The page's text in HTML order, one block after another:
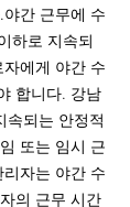
간 근무에 수
하로 지속되
에게 야간 수
합니다. 강남
속되는 안정적
또는 임시 근
자는 야간 수
의 근무 시간